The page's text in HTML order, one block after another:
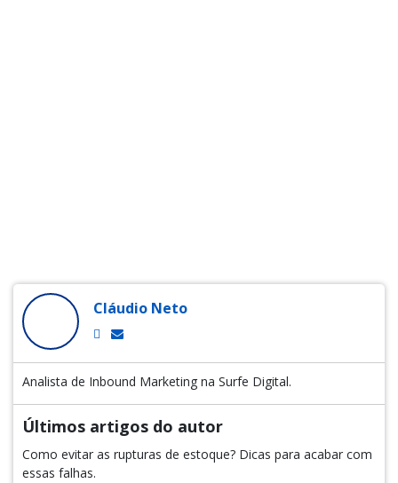
Cláudio Neto
Analista de Inbound Marketing na Surfe Digital.
Últimos artigos do autor
Como evitar as rupturas de estoque? Dicas para acabar com
essas falhas.